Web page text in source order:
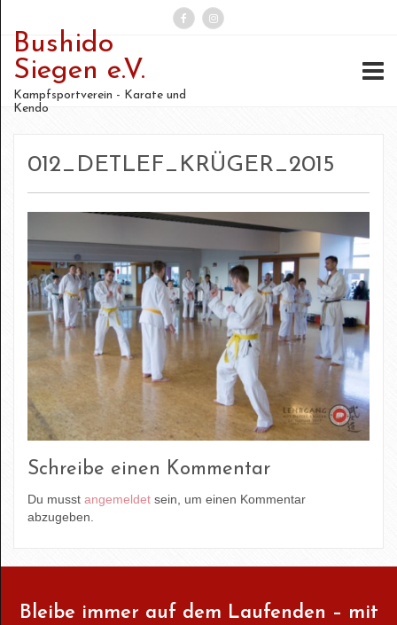
Suchen
nach:
Bushido
Siegen e.V.
Kampfsportverein - Karate und
Kendo
012_DETLEF_KRÜGER_2015
Schreibe einen Kommentar
Du musst angemeldet sein, um einen Kommentar
abzugeben.
Bleibe immer auf dem Laufenden – mit